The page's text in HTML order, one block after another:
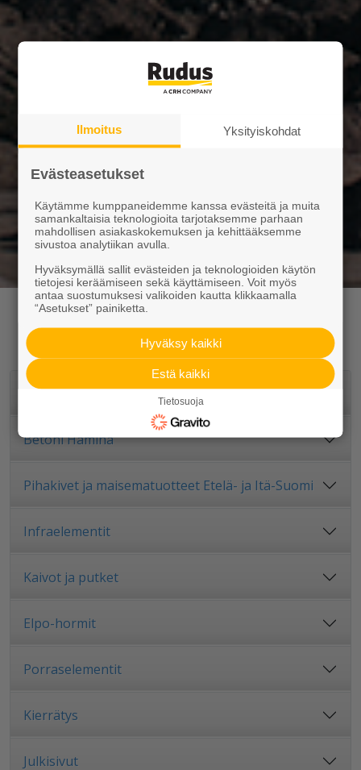
Yhteystiedot liiketoiminta-alueittain
Kiviaines Kymenlaakso
Betoni Hamina
Pihakivet ja maisematuotteet Etelä- ja Itä-Suomi
Infraelementit
Kaivot ja putket
Elpo-hormit
Porraselementit
Kierrätys
Julkisivut
Ilmoitus Yksityiskohdat
Evästeasetukset
Käytämme kumppaneidemme kanssa evästeitä ja muita
samankaltaisia teknologioita tarjotaksemme parhaan
mahdollisen asiakaskokemuksen ja kehittääksemme
sivustoa analytiikan avulla.
Hyväksymällä sallit evästeiden ja teknologioiden käytön
tietojesi keräämiseen sekä käyttämiseen. Voit myös
antaa suostumuksesi valikoiden kautta klikkaamalla
“Asetukset” painiketta.
Hyväksy kaikki
Estä kaikki
Tietosuoja